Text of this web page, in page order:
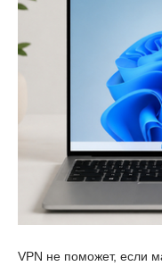
VPN не поможет, если